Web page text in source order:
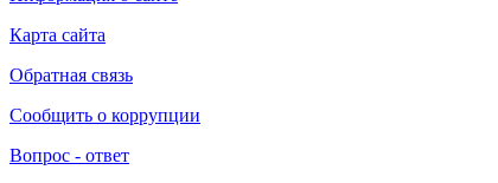
Карта сайта
Обратная связь
Сообщить о коррупции
Вопрос - ответ